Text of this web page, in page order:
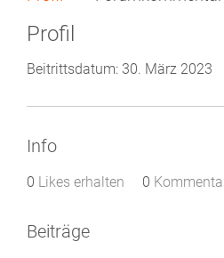
Profil
Beitrittsdatum: 30. März 2023
Info
0 Likes erhalten 0
Beiträge